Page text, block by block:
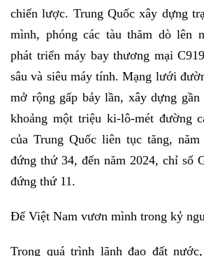
chiến lược. Trung Quốc xây dựng
mình, phóng các tàu thăm dò lên
phát triển máy bay thương mại
sâu và siêu máy tính. Mạng lưới
mở rộng gấp bảy lần, xây dựng
khoảng một triệu ki-lô-mét đường
của Trung Quốc liên tục tăng,
đứng thứ 34, đến năm 2024, chỉ số
đứng thứ 11.
Để Việt Nam vươn mình trong kỷ
Trong quá trình lãnh đạo đất